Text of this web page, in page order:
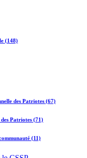
(148)
des Patriotes (67)
Patriotes (71)
(11)